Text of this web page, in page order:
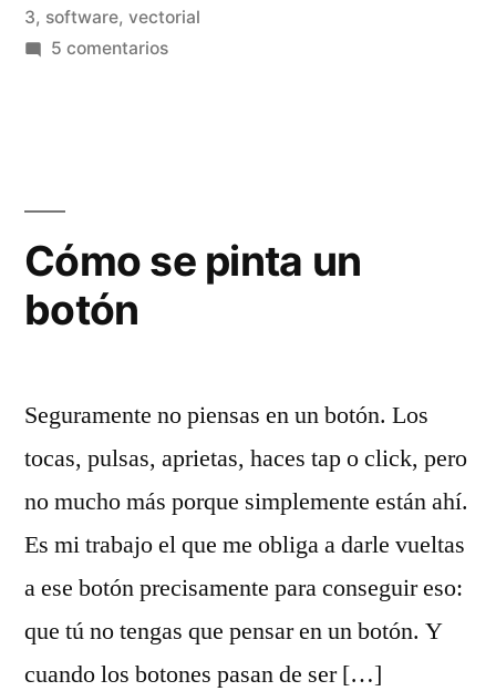
3, software, vectorial
5 comentariosen
Cómo se pinta un
botón
Seguramente no piensas en un botón. Los
tocas, pulsas, aprietas, haces tap o click, pero
no mucho más porque simplemente están ahí.
Es mi trabajo el que me obliga a darle vueltas
a ese botón precisamente para conseguir eso:
que tú no tengas que pensar en un botón. Y
cuando los botones pasan de ser […]